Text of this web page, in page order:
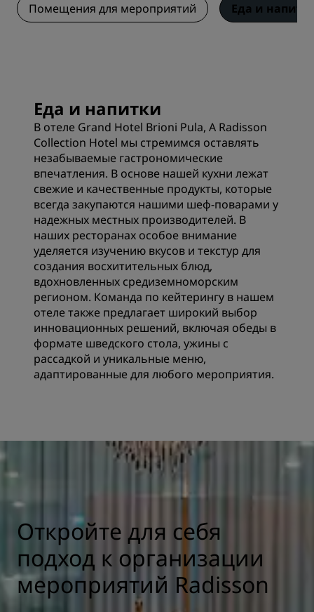
Помещения для мероприятий Еда и
Еда и напитки
В отеле Grand Hotel Brioni Pula, A Radisson
Collection Hotel мы стремимся оставлять
незабываемые гастрономические
впечатления. В основе нашей кухни лежат
свежие и качественные продукты, которые
всегда закупаются нашими шеф-поварами у
надежных местных производителей. В
наших ресторанах особое внимание
уделяется изучению вкусов и текстур для
создания восхитительных блюд,
вдохновленных средиземноморским
регионом. Команда по кейтерингу в нашем
отеле также предлагает широкий выбор
инновационных решений, включая обеды в
формате шведского стола, ужины с
рассадкой и уникальные меню,
адаптированные для любого мероприятия.
Откройте для себя
подход к организации
мероприятий Radisson